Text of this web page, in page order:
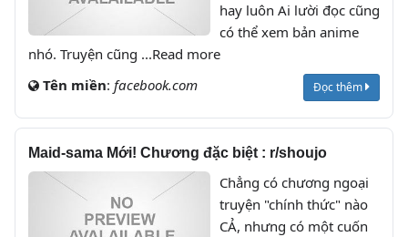
hay luôn Ai lười đọc cũng
có thể xem bản anime
nhó. Truyện cũng ...Read more
Tên miền: facebook.com Đọc thêm
Maid-sama Mới! Chương đặc biệt : r/shoujo
Chẳng có chương ngoại
truyện "chính thức" nào
CẢ, nhưng có một cuốn